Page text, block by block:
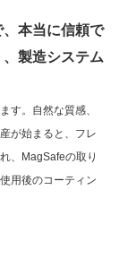
す。自然な質感、
が始まると、フレ
、MagSafeの取り
用後のコーティン